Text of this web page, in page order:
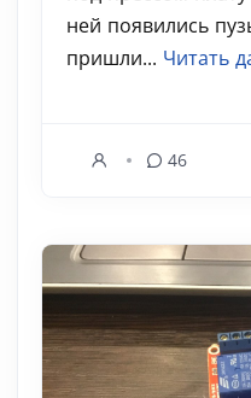
ней появились
пришли... Читать
46